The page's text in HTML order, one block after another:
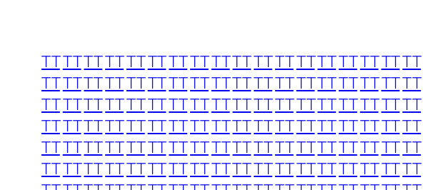
TTTTTTTTTTTTTTTTTTTTTTTTTTTTTTTTTTTT
TTTTTTTTTTTTTTTTTTTTTTTTTTTTTTTTTTTT
TTTTTTTTTTTTTTTTTTTTTTTTTTTTTTTTTTTT
TTTTTTTTTTTTTTTTTTTTTTTTTTTTTTTTTTTT
TTTTTTTTTTTTTTTTTTTTTTTTTTTTTTTTTTTT
TTTTTTTTTTTTTTTTTTTTTTTTTTTTTTTTTTTT